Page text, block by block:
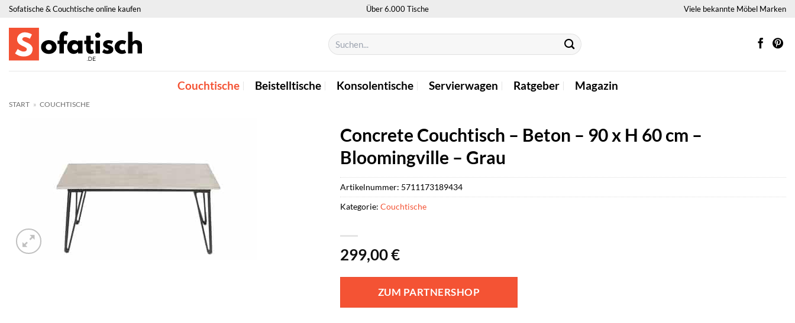
Zum
springen
Sofatische & Couchtische online kaufen Über 6.000 Tische Viele bekannte Möbel Marken
Suchen
nach:
Couchtische Beistelltische Konsolentische Servierwagen Ratgeber Magazin
START » COUCHTISCHE
Concrete Couchtisch – Beton – 90 x H 60 cm –
Bloomingville – Grau
299,00€
ZUM PARTNERSHOP
Artikelnummer: 5711173189434
Kategorie: Couchtische